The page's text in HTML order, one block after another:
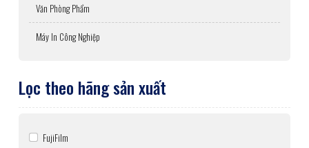
Văn Phòng Phẩm
Máy In Công Nghiệp
Lọc theo hãng sản xuất
FujiFilm